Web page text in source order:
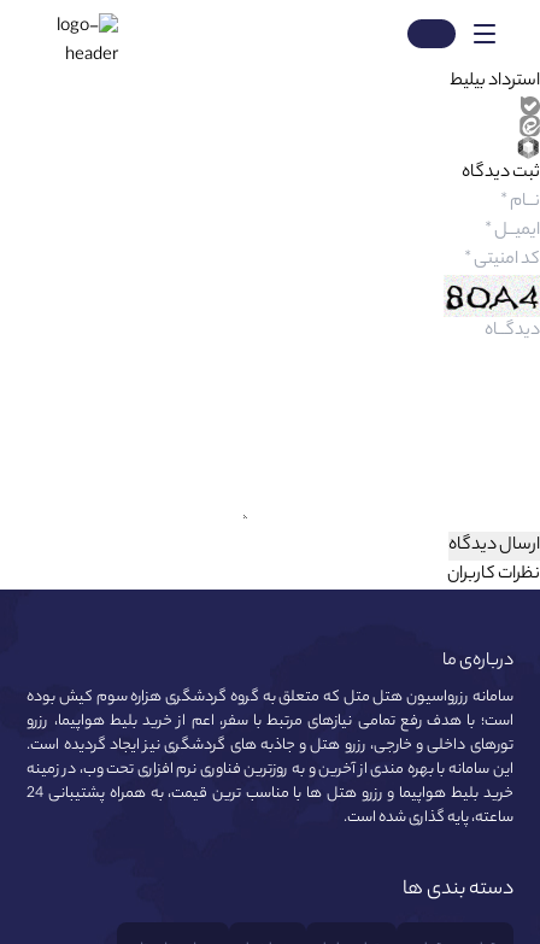
استرداد بیلیط
ثبت دیدگاه
ارسال دیدگاه
نظرات کاربران
درباره‌ی ما
سامانه رزرواسیون هتل متل که متعلق به گروه گردشگری هزاره سوم کیش بوده
است؛ با هدف رفع تمامی نیازهای مرتبط با سفر، اعم از خرید بلیط هواپیما، رزرو
تورهای داخلی و خارجی، رزرو هتل و جاذبه های گردشگری نیز ایجاد گردیده است.
این سامانه با بهره مندی از آخرین و به روزترین فناوری نرم افزاری تحت وب، در زمینه
خرید بلیط هواپیما و رزرو هتل ها با مناسب ترین قیمت، به همراه پشتیبانی 24
ساعته، پایه گذاری شده است.
دسته بندی ها